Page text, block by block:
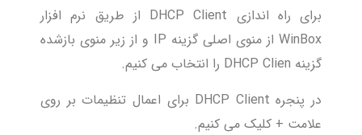
برای راه اندازی DHCP Client از طریق نرم افزار
WinBox از منوی اصلی گزینه IP و از زیر منوی بازشده
گزینه DHCP Clien را انتخاب می کنیم.
در پنجره DHCP Client برای اعمال تنظیمات بر روی
علامت + کلیک می کنیم.